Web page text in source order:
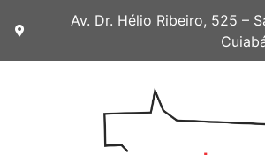
Av. Dr. Hélio Ribeiro, 525 –